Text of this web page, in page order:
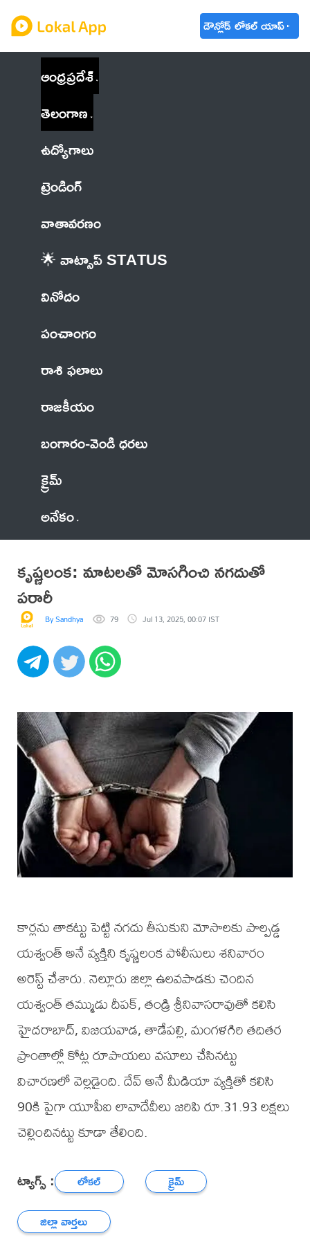
డౌన్లోడ్ లోకల్ యాప్
ఆంధ్రప్రదేశ్
తెలంగాణ
ఉద్యోగాలు
ట్రెండింగ్
వాతావరణం
🌟 వాట్సాప్ STATUS
వినోదం
పంచాంగం
రాశి ఫలాలు
రాజకీయం
బంగారం-వెండి ధరలు
క్రైమ్
అనేకం
కృష్ణలంక: మాటలతో మోసగించి నగదుతో
పరారీ
By Sandhya 79 Jul 13, 2025, 00:07 IST
కార్లను తాకట్టు పెట్టి నగదు తీసుకుని మోసాలకు పాల్పడ్డ
యశ్వంత్‌ అనే వ్యక్తిని కృష్ణలంక పోలీసులు శనివారం
అరెస్ట్‌ చేశారు. నెల్లూరు జిల్లా ఉలవపాడకు చెందిన
యశ్వంత్‌ తమ్ముడు దీపక్‌, తండ్రి శ్రీనివాసరావుతో కలిసి
హైదరాబాద్‌, విజయవాడ, తాడేపల్లి, మంగళగిరి తదితర
ప్రాంతాల్లో కోట్ల రూపాయలు వసూలు చేసినట్టు
విచారణలో వెల్లడైంది. దేవ్‌ అనే మీడియా వ్యక్తితో కలిసి
90కి పైగా యూపీఐ లావాదేవీలు జరిపి రూ.31.93 లక్షలు
చెల్లించినట్టు కూడా తేలింది.
ట్యాగ్స్ : లోకల్
క్రైమ్
జిల్లా వార్తలు